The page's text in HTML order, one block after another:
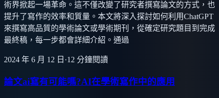
術界掀起一場革命。這不僅改變了研究者撰寫論文的方式，也
提升了寫作的效率和質量。本文將深入探討如何利用ChatGPT
來撰寫高品質的學術論文或學術期刊，從確定研究題目到完成
最終稿，每一步都會詳細介紹。通過
2024 年 6 月 12 日 ·12 分鐘閱讀
論文ai寫有可能嗎?AI在學術寫作中的應用